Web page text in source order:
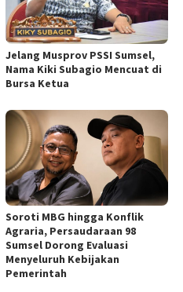
Jelang Musprov PSSI Sumsel,
Nama Kiki Subagio Mencuat di
Bursa Ketua
Soroti MBG hingga Konflik
Agraria, Persaudaraan 98
Sumsel Dorong Evaluasi
Menyeluruh Kebijakan
Pemerintah